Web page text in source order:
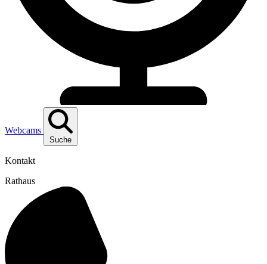
Webcams
Suche
Kontakt
Rathaus